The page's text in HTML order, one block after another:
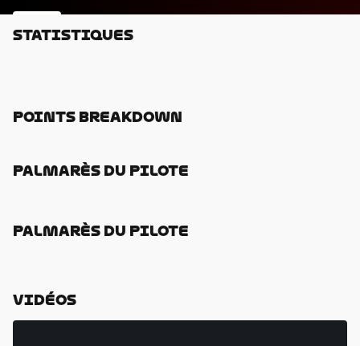
Statistiques
Points Breakdown
Palmarès Du Pilote
Palmarès Du Pilote
Vidéos